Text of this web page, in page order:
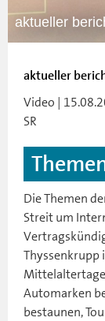
aktueller
aktueller
Video |
SR
Die Themen
Streit um
Thyssenkrupp
Automarken
bestaunen,